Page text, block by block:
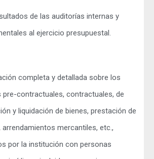
de las auditorías internas y
al ejercicio presupuestal.
completa y detallada sobre los
pre-contractuales, contractuales, de
y liquidación de bienes, prestación de
arrendamientos mercantiles, etc.,
por la institución con personas